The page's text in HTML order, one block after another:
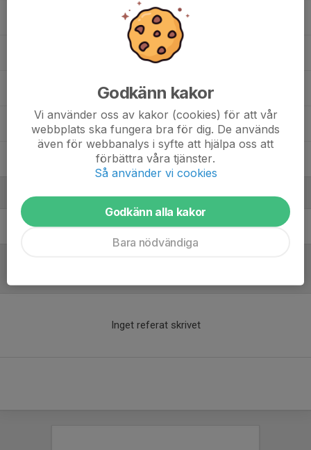
Sahana Saikrishna
Vanshika Priya Buddepu
Viviktha Rohith
Ledare
Jenny Ek WrobelCoach
Inget referat skrivet
Godkänn kakor
Vi använder oss av kakor (cookies) för att vår
webbplats ska fungera bra för dig. De används
även för webbanalys i syfte att hjälpa oss att
förbättra våra tjänster.
Så använder vi cookies
Godkänn alla kakor
Bara nödvändiga